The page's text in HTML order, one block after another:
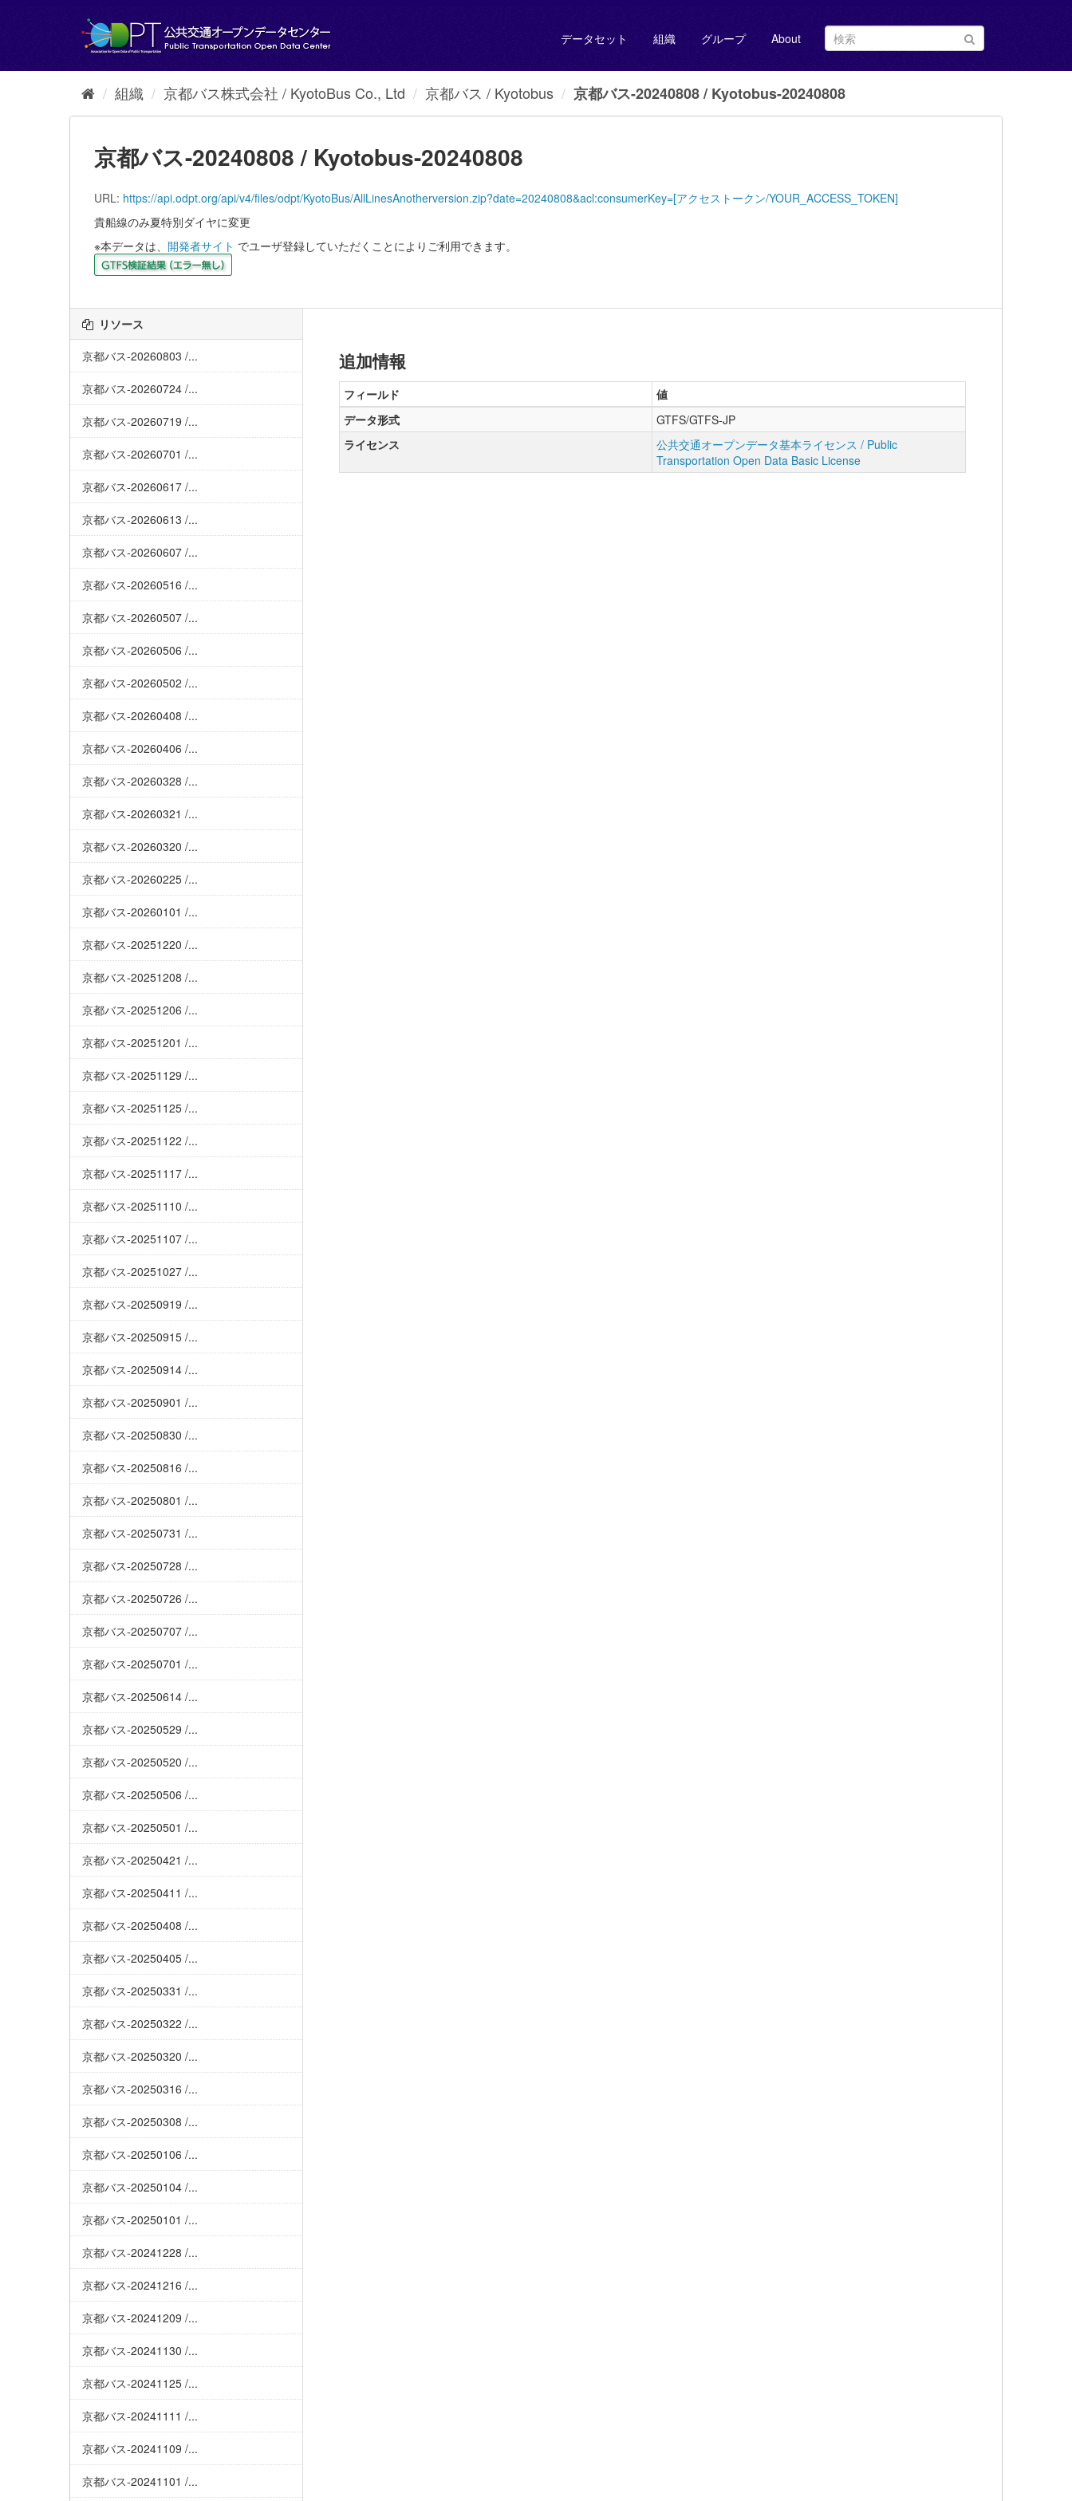
し
データセット 組織 グループ About
組織 京都バス株式会社 / KyotoBus Co., Ltd 京都バス / Kyotobus 京都バス-20240808 / Kyotobus-20240808
京都バス-20240808 / Kyotobus-20240808
URL: https://api.odpt.org/api/v4/files/odpt/KyotoBus/AllLinesAnotherversion.zip?date=20240808&acl:consumerKey=[アクセストークン/YOUR_ACCESS_TOKEN]
貴船線のみ夏特別ダイヤに変更
※本データは、 開発者サイト でユーザ登録していただくことによりご利用できます。
リソース
京都バス-20260803 /...
京都バス-20260724 /...
京都バス-20260719 /...
京都バス-20260701 /...
京都バス-20260617 /...
京都バス-20260613 /...
京都バス-20260607 /...
京都バス-20260516 /...
京都バス-20260507 /...
京都バス-20260506 /...
京都バス-20260502 /...
京都バス-20260408 /...
京都バス-20260406 /...
京都バス-20260328 /...
京都バス-20260321 /...
京都バス-20260320 /...
京都バス-20260225 /...
京都バス-20260101 /...
京都バス-20251220 /...
京都バス-20251208 /...
京都バス-20251206 /...
京都バス-20251201 /...
京都バス-20251129 /...
京都バス-20251125 /...
京都バス-20251122 /...
京都バス-20251117 /...
京都バス-20251110 /...
京都バス-20251107 /...
京都バス-20251027 /...
京都バス-20250919 /...
京都バス-20250915 /...
京都バス-20250914 /...
京都バス-20250901 /...
京都バス-20250830 /...
京都バス-20250816 /...
京都バス-20250801 /...
京都バス-20250731 /...
京都バス-20250728 /...
京都バス-20250726 /...
京都バス-20250707 /...
京都バス-20250701 /...
京都バス-20250614 /...
京都バス-20250529 /...
京都バス-20250520 /...
京都バス-20250506 /...
京都バス-20250501 /...
京都バス-20250421 /...
京都バス-20250411 /...
京都バス-20250408 /...
京都バス-20250405 /...
京都バス-20250331 /...
京都バス-20250322 /...
京都バス-20250320 /...
京都バス-20250316 /...
京都バス-20250308 /...
京都バス-20250106 /...
京都バス-20250104 /...
京都バス-20250101 /...
京都バス-20241228 /...
京都バス-20241216 /...
京都バス-20241209 /...
京都バス-20241130 /...
京都バス-20241125 /...
京都バス-20241111 /...
京都バス-20241109 /...
京都バス-20241101 /...
追加情報
フィールド
値
データ形式
GTFS/GTFS-JP
ライセンス
公共交通オープンデータ基本ライセンス / Public
Transportation Open Data Basic License